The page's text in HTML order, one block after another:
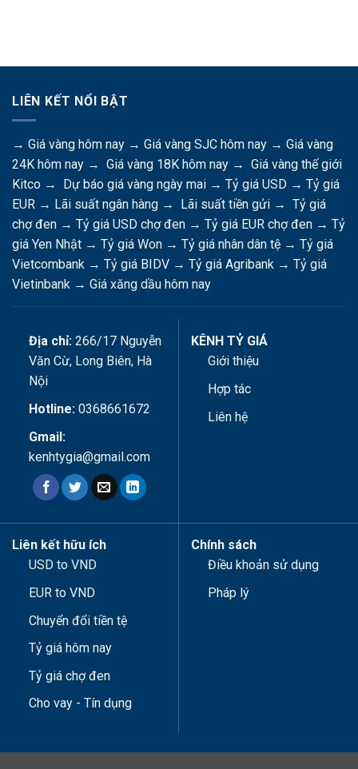
LIÊN KẾT NỔI BẬT
→ Giá vàng hôm nay → Giá vàng SJC hôm nay → Giá vàng
24K hôm nay → Giá vàng 18K hôm nay → Giá vàng thế giới
Kitco → Dự báo giá vàng ngày mai → Tỷ giá USD → Tỷ giá
EUR → Lãi suất ngân hàng → Lãi suất tiền gửi → Tỷ giá
chợ đen → Tỷ giá USD chợ đen → Tỷ giá EUR chợ đen → Tỷ
giá Yen Nhật → Tỷ giá Won → Tỷ giá nhân dân tệ → Tỷ giá
Vietcombank → Tỷ giá BIDV → Tỷ giá Agribank → Tỷ giá
Vietinbank → Giá xăng dầu hôm nay
Địa chỉ:266/17 Nguyễn
Văn Cừ, Long Biên, Hà
Nội
Hotline:0368661672
Gmail:
kenhtygia@gmail.com
KÊNH TỶ GIÁ
Giới thiệu
Hợp tác
Liên hệ
Liên kết hữu ích
USD to VND
EUR to VND
Chuyển đổi tiền tệ
Tỷ giá hôm nay
Tỷ giá chợ đen
Cho vay - Tín dụng
Chính sách
Điều khoản sử dụng
Pháp lý